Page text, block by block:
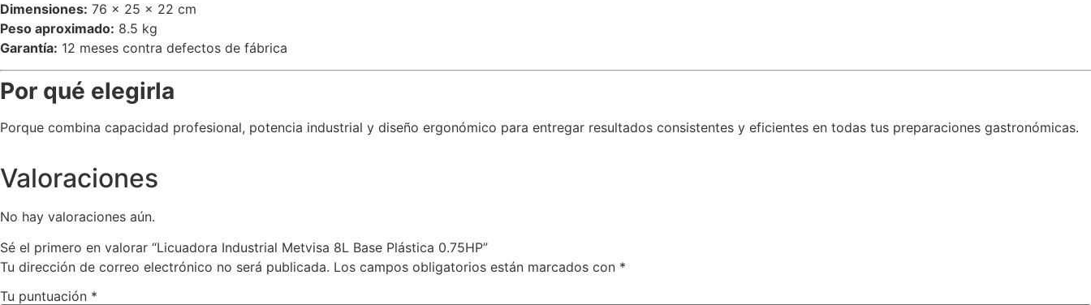
Dimensiones: 76 × 25 × 22 cm
Peso aproximado: 8.5 kg
Garantía: 12 meses contra defectos de fábrica
Por qué elegirla
Porque combina capacidad profesional, potencia industrial y diseño ergonómico para entregar resultados consistentes y eficientes en todas tus preparaciones gastronómicas.
Valoraciones
No hay valoraciones aún.
Sé el primero en valorar “Licuadora Industrial Metvisa 8L Base Plástica 0.75HP”
Tu dirección de correo electrónico no será publicada. Los campos obligatorios están marcados con *
Tu puntuación *